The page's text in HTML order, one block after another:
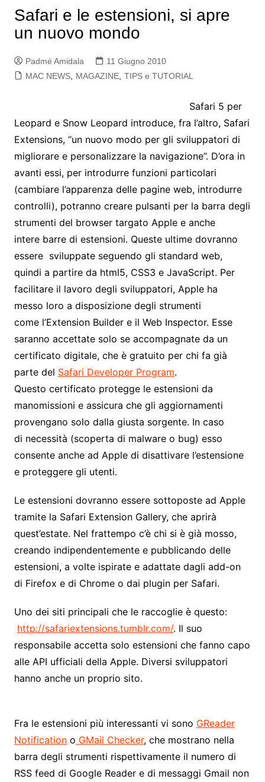
Safari e le estensioni, si apre
un nuovo mondo
Padmé Amidala
11 Giugno 2010
MAC NEWS, MAGAZINE, TIPS e TUTORIAL
Safari 5 per
Leopard e Snow Leopard introduce, fra l’altro, Safari
Extensions, “un nuovo modo per gli sviluppatori di
migliorare e personalizzare la navigazione”. D’ora in
avanti essi, per introdurre funzioni particolari
(cambiare l’apparenza delle pagine web, introdurre
controlli), potranno creare pulsanti per la barra degli
strumenti del browser targato Apple e anche
intere barre di estensioni. Queste ultime dovranno
essere sviluppate seguendo gli standard web,
quindi a partire da html5, CSS3 e JavaScript. Per
facilitare il lavoro degli sviluppatori, Apple ha
messo loro a disposizione degli strumenti
come l’Extension Builder e il Web Inspector. Esse
saranno accettate solo se accompagnate da un
certificato digitale, che è gratuito per chi fa già
parte del Safari Developer Program.
Questo certificato protegge le estensioni da
manomissioni e assicura che gli aggiornamenti
provengano solo dalla giusta sorgente. In caso
di necessità (scoperta di malware o bug) esso
consente anche ad Apple di disattivare l’estensione
e proteggere gli utenti.
Le estensioni dovranno essere sottoposte ad Apple
tramite la Safari Extension Gallery, che aprirà
quest’estate. Nel frattempo c’è chi si è già mosso,
creando indipendentemente e pubblicando delle
estensioni, a volte ispirate e adattate dagli add-on
di Firefox e di Chrome o dai plugin per Safari.
Uno dei siti principali che le raccoglie è questo:
http://safariextensions.tumblr.com/. Il suo
responsabile accetta solo estensioni che fanno capo
alle API ufficiali della Apple. Diversi sviluppatori
hanno anche un proprio sito.
Fra le estensioni più interessanti vi sono GReader
Notificationo GMail Checker, che mostrano nella
barra degli strumenti rispettivamente il numero di
RSS feed di Google Reader e di messaggi Gmail non